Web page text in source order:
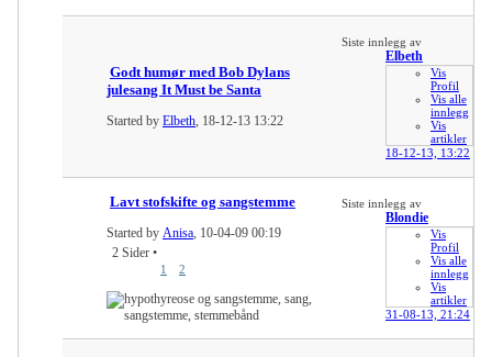
Godt humør med Bob Dylans
julesang It Must be Santa
Started by Elbeth, 18-12-13 13:22
Siste innlegg av
Elbeth
Vis
Profil
Vis alle
innlegg
Vis
artikler
18-12-13, 13:22
Lavt stofskifte og sangstemme
Started by Anisa, 10-04-09 00:19
2 Sider •
1 2
Siste innlegg av
Blondie
Vis
Profil
Vis alle
innlegg
Vis
artikler
31-08-13, 21:24